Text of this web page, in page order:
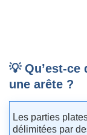
💡 Qu’est-ce
une arête ?
Les parties
délimitées par